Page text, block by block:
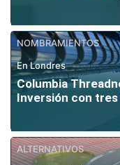
NOMBRAMIENTOS
En Londres
Columbia
Inversión con
ALTERNATIVOS